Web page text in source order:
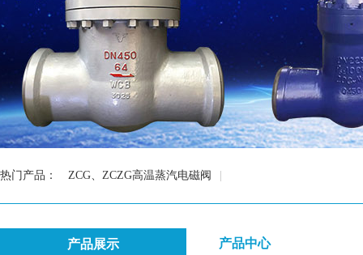
热门产品： ZCG、ZCZG高温蒸汽电磁阀
产品展示 产品中心